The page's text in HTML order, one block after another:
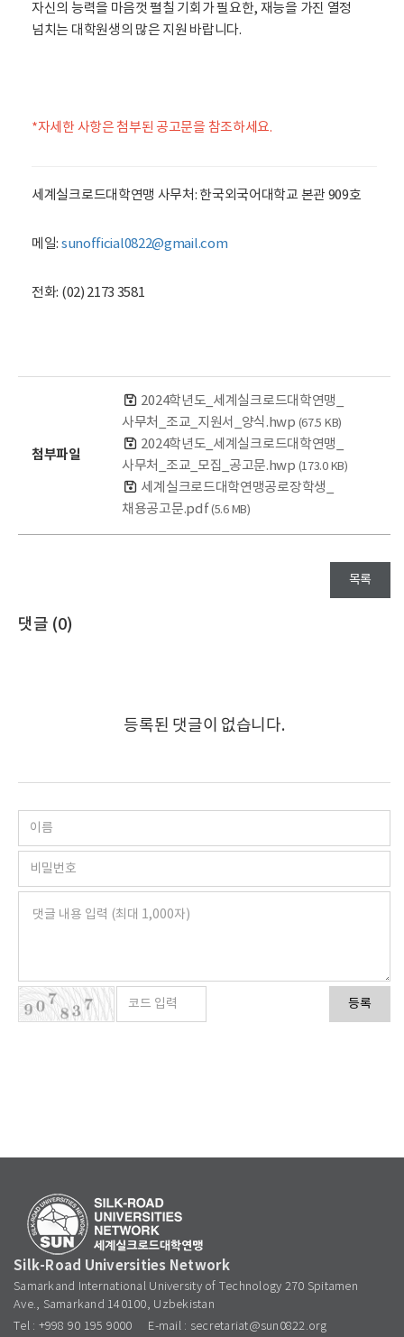
자신의 능력을 마음껏 펼칠 기회가 필요한, 재능을 가진 열정
넘치는 대학원생의 많은 지원 바랍니다.
*자세한 사항은 첨부된 공고문을 참조하세요.
세계실크로드대학연맹 사무처: 한국외국어대학교 본관 909호
메일: sunofficial0822@gmail.com
전화: (02) 2173 3581
첨부파일
2024학년도_세계실크로드대학연맹_
사무처_조교_지원서_양식.hwp (67.5 KB)
2024학년도_세계실크로드대학연맹_
사무처_조교_모집_공고문.hwp (173.0 KB)
세계실크로드대학연맹공로장학생_
채용공고문.pdf (5.6 MB)
목록
댓글 (0)
등록된 댓글이 없습니다.
등록
Silk-Road Universities Network
Samarkand International University of Technology 270 Spitamen
Ave., Samarkand 140100, Uzbekistan
Tel : +998 90 195 9000
E-mail : secretariat@sun0822.org